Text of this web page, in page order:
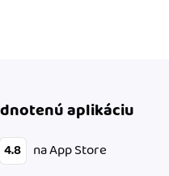
aplikáciu
4.8 na App Store